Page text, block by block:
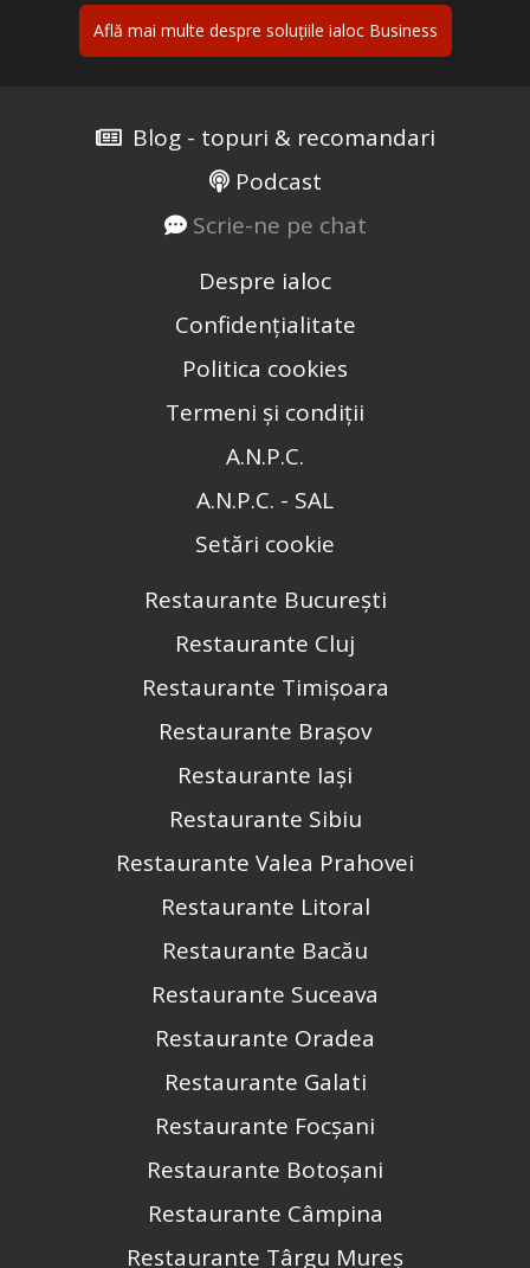
Află mai multe despre soluțiile ialoc Business
Blog - topuri & recomandari
Podcast
Scrie-ne pe chat
Despre ialoc
Confidențialitate
Politica cookies
Termeni și condiții
A.N.P.C.
A.N.P.C. - SAL
Setări cookie
Restaurante București
Restaurante Cluj
Restaurante Timișoara
Restaurante Brașov
Restaurante Iași
Restaurante Sibiu
Restaurante Valea Prahovei
Restaurante Litoral
Restaurante Bacău
Restaurante Suceava
Restaurante Oradea
Restaurante Galati
Restaurante Focșani
Restaurante Botoșani
Restaurante Câmpina
Restaurante Târgu Mureș